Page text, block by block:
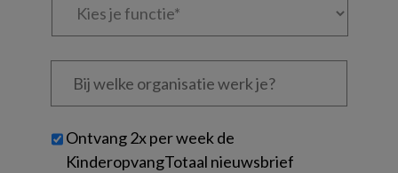
Bij
welke
je?
Untitled
Ontvang 2x per week de
KinderopvangTotaal nieuwsbrief